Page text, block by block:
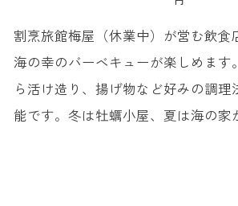
割烹旅館梅屋（休業中）が営む飲食
海の幸のバーベキューが楽しめます
ら活け造り、揚げ物など好みの調理
能です。冬は牡蠣小屋、夏は海の家